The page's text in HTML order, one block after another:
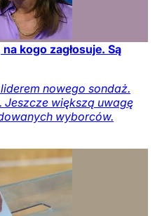
kogo zagłosuje. Są
nowego sondaż.
Jeszcze większą uwagę
wyborców.